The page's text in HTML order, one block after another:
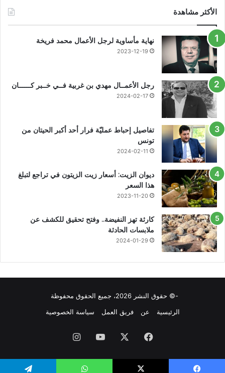
الأكثر مشاهدة
نهاية مأساوية لرجل الأعمال محمد فريخة
2023-12-19
رجل الأعمــال مهدي بن غربية فــي خــبر كــــــان
2024-02-17
تفاصيل إحباط عمليّة فرار أحد أكبر الحيتان من
تونس
2024-02-11
ديوان الزيت: أسعار زيت الزيتون في تراجع لتبلغ
هذا السعر
2023-11-20
كارثة تهز النفيضة.. وفتح تحقيق للكشف عن
ملابسات الحادثة
2024-01-29
-© حقوق النشر 2026، جميع الحقوق محفوظة
الرئيسية
عن فريق العمل سياسة الخصوصية
فيسبوك يوتيوبانستقرام